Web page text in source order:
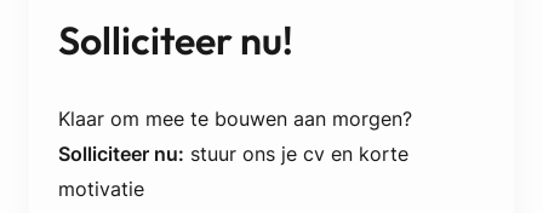
Solliciteer nu!
Klaar om mee te bouwen aan morgen?
Solliciteer nu: stuur ons je cv en korte
motivatie